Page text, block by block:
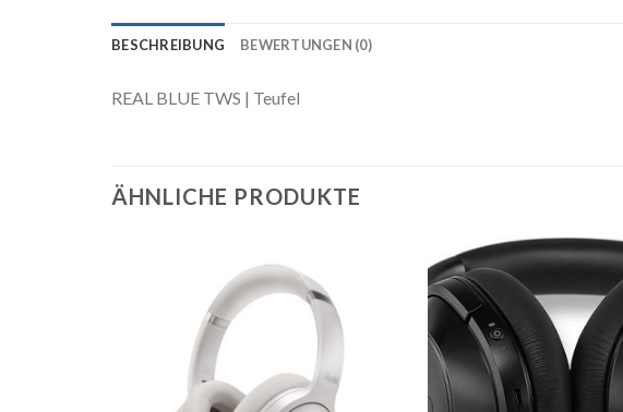
BESCHREIBUNG BEWERTUNGEN (0)
REAL BLUE TWS | Teufel
ÄHNLICHE PRODUKTE